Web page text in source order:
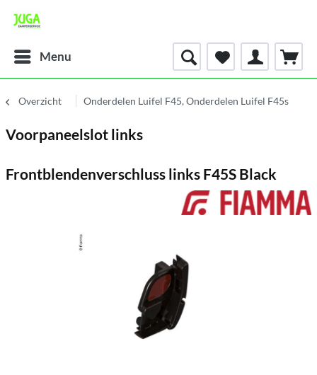
Menu
Overzicht Onderdelen Luifel F45, Onderdelen Luifel F45s
Voorpaneelslot links
Frontblendenverschluss links F45S Black